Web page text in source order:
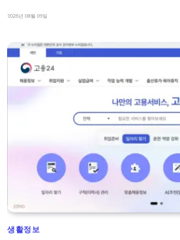
2026년 08월 09일
생활정보